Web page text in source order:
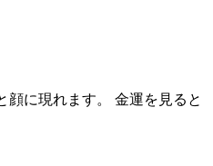
に現れます。 金運を見ると